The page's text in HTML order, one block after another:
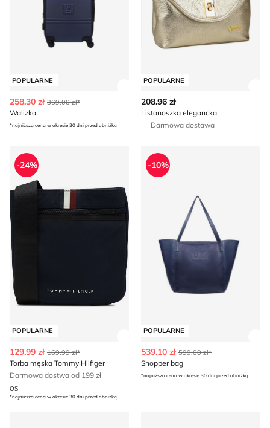
POPULARNE
258.30 zł 369.00 zł*
Walizka
*najniższa cena w okresie 30 dni przed obniżką
POPULARNE
208.96 zł
Listonoszka elegancka
Darmowa dostawa
Torba męska Tommy Hilfiger
POPULARNE
-24%
129.99 zł 169.99 zł*
Torba męska Tommy Hilfiger
Darmowa dostwa od 199 zł
OS
*najniższa cena w okresie 30 dni przed obniżką
Shopper bag
POPULARNE
-10%
539.10 zł 599.00 zł*
Shopper bag
*najniższa cena w okresie 30 dni przed obniżką